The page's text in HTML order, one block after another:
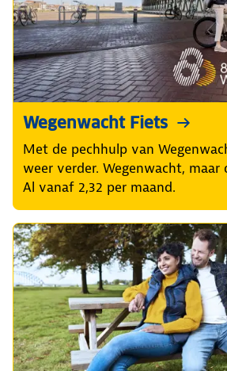
Wegenwacht Fiets
Met de pechhulp van
weer verder. Wegenwacht,
Al vanaf 2,32 per maand.